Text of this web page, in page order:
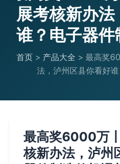
展考核新办
谁？电子器
首页 > 产品大全 > 最高奖
法，泸州区县你看好
最高奖6000万
核新办法，泸州